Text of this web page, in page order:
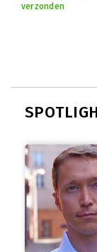
verzonden